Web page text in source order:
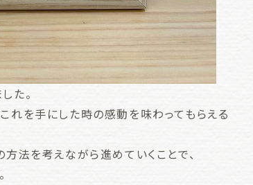
た。
れを手にした時の感動を味わってもらえる
法を考えながら進めていくことで、